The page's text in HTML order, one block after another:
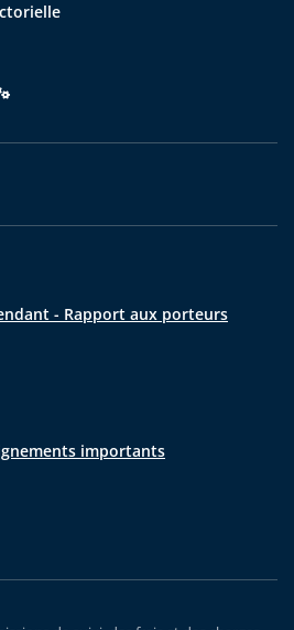
- Rapport aux porteurs
importants